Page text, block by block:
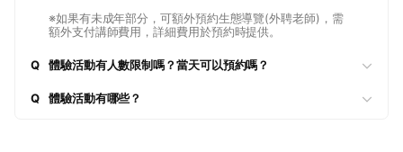
※如果有未成年部分，可額外預約生態導覽(外聘老師)，需
額外支付講師費用，詳細費用於預約時提供。
Q 體驗活動有人數限制嗎？當天可以預約嗎？
Q 體驗活動有哪些？